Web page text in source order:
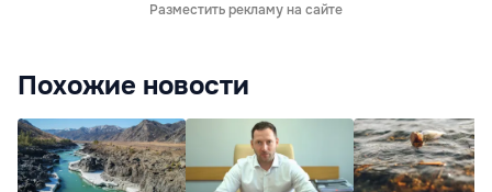
Разместить рекламу на сайте
Похожие новости